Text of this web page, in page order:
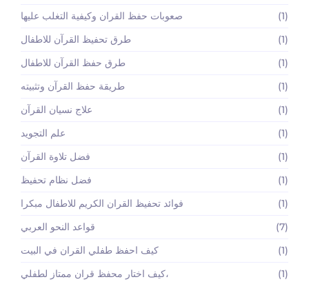
صعوبات حفظ القران وكيفية التغلب عليها
(1)
طرق تحفيظ القرآن للاطفال
(1)
طرق حفظ القرآن للاطفال
(1)
طريقة حفظ القرآن وتثبيته
(1)
علاج نسيان القرآن
(1)
علم التجويد
(1)
فضل تلاوة القرآن
(1)
فضل نظام تحفيظ
(1)
فوائد تحفيظ القران الكريم للاطفال مبكرا
(1)
قواعد النحو العربي
(7)
كيف احفظ طفلي القران في البيت
(1)
كيف اختار محفظ قران ممتاز لطفلي،
(1)